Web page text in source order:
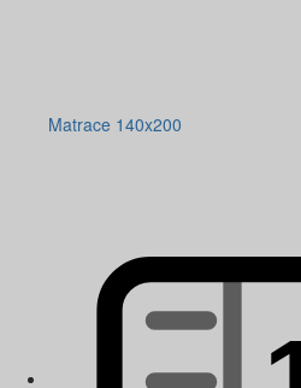
Matrace 140x200